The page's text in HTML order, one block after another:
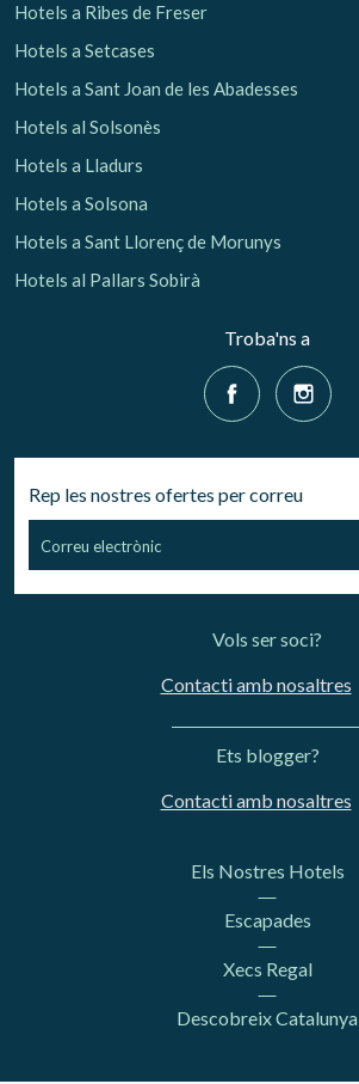
Hotels a Ribes de Freser
Hotels a Setcases
Hotels a Sant Joan de les Abadesses
Hotels al Solsonès
Hotels a Lladurs
Hotels a Solsona
Hotels a Sant Llorenç de Morunys
Hotels al Pallars Sobirà
Troba'ns a
Rep les nostres ofertes per correu
Vols ser soci?
Contacti amb nosaltres
Ets blogger?
Contacti amb nosaltres
Els Nostres Hotels
Escapades
Xecs Regal
Descobreix Catalunya